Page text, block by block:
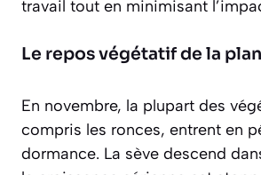
travail tout en minimisant
Le repos végétatif de la
En novembre, la plupart des
compris les ronces, entrent en
dormance. La sève descend